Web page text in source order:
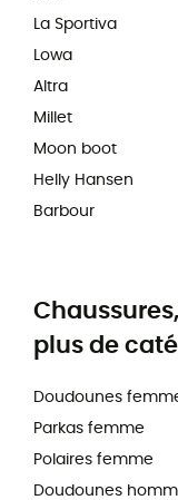
La Sportiva
Lowa
Altra
Millet
Moon boot
Helly Hansen
Barbour
plus de
Doudounes
Parkas femme
Polaires femme
Doudounes